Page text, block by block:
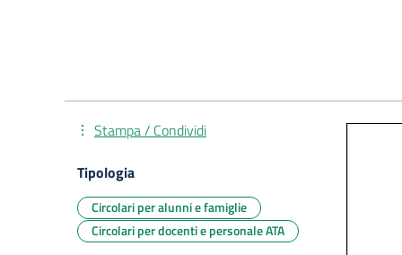
Stampa / Condividi
Tipologia
Circolari per alunni e famiglie
Circolari per docenti e personale ATA